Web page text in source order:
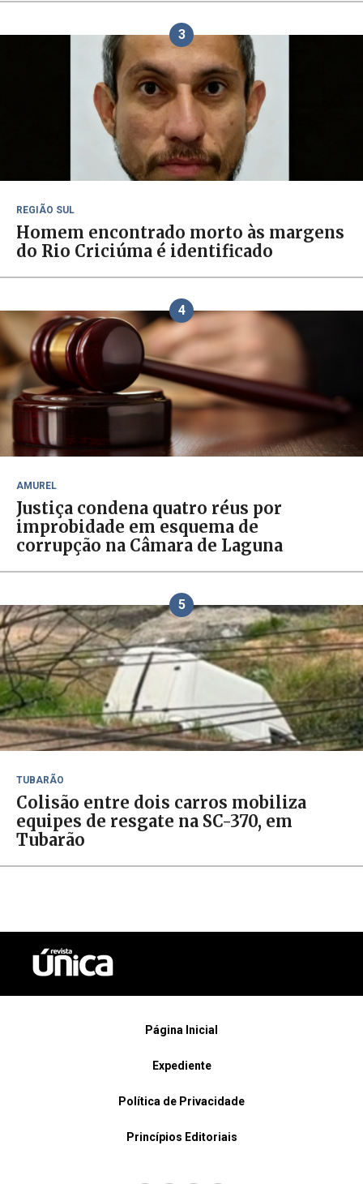
3
REGIÃO SUL
Homem encontrado morto às margens
do Rio Criciúma é identificado
4
AMUREL
Justiça condena quatro réus por
improbidade em esquema de
corrupção na Câmara de Laguna
5
TUBARÃO
Colisão entre dois carros mobiliza
equipes de resgate na SC-370, em
Tubarão
Página Inicial
Expediente
Política de Privacidade
Princípios Editoriais